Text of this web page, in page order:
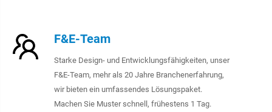
F&E-Team
Starke Design- und Entwicklungsfähigkeiten, unser
F&E-Team, mehr als 20 Jahre Branchenerfahrung,
wir bieten ein umfassendes Lösungspaket.
Machen Sie Muster schnell, frühestens 1 Tag.